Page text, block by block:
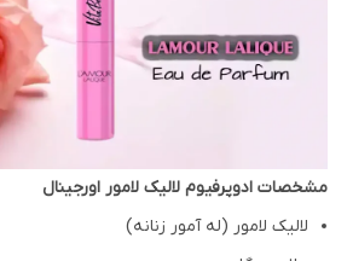
مشخصات ادوپرفیوم لالیک لامور اورجینال
لالیک لامور (له آمور زنانه)